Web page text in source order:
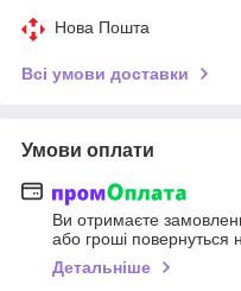
Нова Пошта
Всі умови доставки
Умови оплати
Ви отримаєте
або гроші повернуться
Детальніше